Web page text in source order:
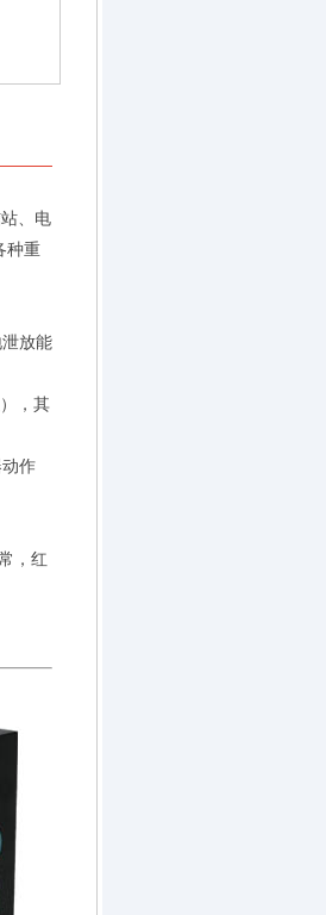
、电
种重
放能
，其
作
，红